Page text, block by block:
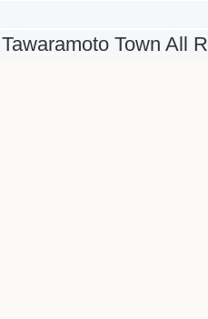
Town All